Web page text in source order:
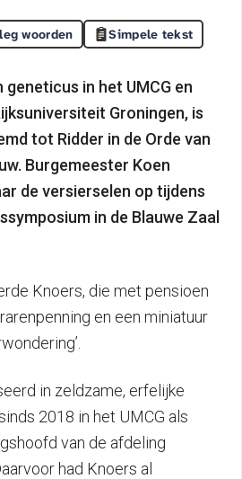
woorden Simpele tekst
geneticus in het UMCG en
Groningen, is
tot Ridder in de Orde van
Burgemeester Koen
de versierselen op tijdens
in de Blauwe Zaal
Knoers, die met pensioen
en een miniatuur
in zeldzame, erfelijke
2018 in het UMCG als
van de afdeling
had Knoers al